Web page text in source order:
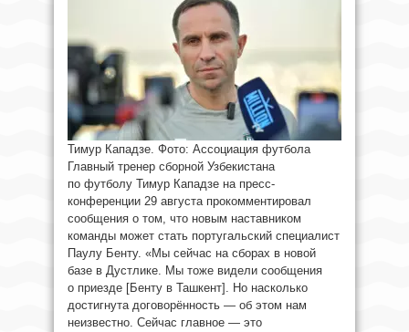
Тимур Кападзе. Фото: Ассоциация футбола
Главный тренер сборной Узбекистана
по футболу Тимур Кападзе на пресс-
конференции 29 августа прокомментировал
сообщения о том, что новым наставником
команды может стать португальский специалист
Паулу Бенту. «Мы сейчас на сборах в новой
базе в Дустлике. Мы тоже видели сообщения
о приезде [Бенту в Ташкент]. Но насколько
достигнута договорённость — об этом нам
неизвестно. Сейчас главное — это